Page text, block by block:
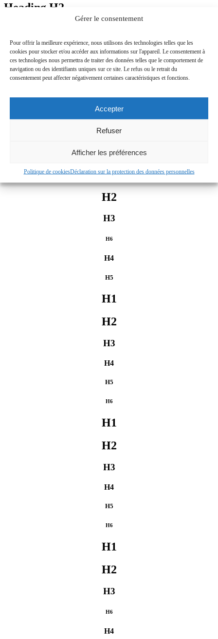
Gérer le consentement
Pour offrir la meilleure expérience, nous utilisons des technologies telles que les
cookies pour stocker et/ou accéder aux informations sur l'appareil. Le consentement à
ces technologies nous permettra de traiter des données telles que le comportement de
navigation ou des identifiants uniques sur ce site. Le refus ou le retrait du
consentement peut affecter négativement certaines caractéristiques et fonctions.
Accepter
Refuser
Afficher les préférences
Politique de cookiesDéclaration sur la protection des données personnelles
Heading H2
H1
H2
H6
H4
H5
H1
H2
H3
H6
H4
H5
H1
H2
H3
H4
H5
H6
H1
H2
H3
H4
H5
H6
H1
H2
H3
H6
H4